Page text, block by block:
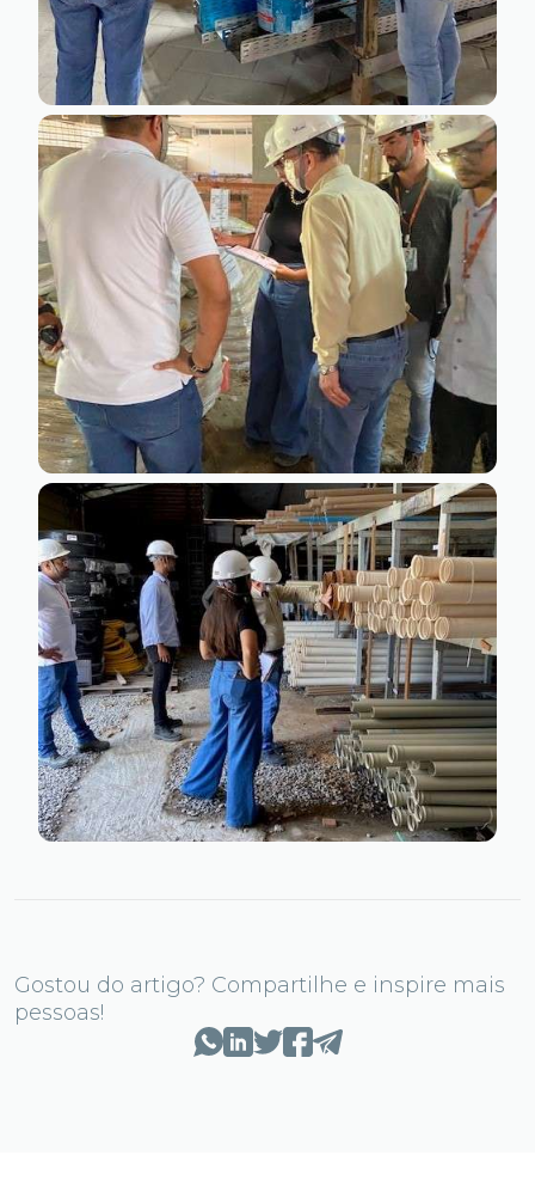
Gostou do artigo? Compartilhe e inspire mais
pessoas!